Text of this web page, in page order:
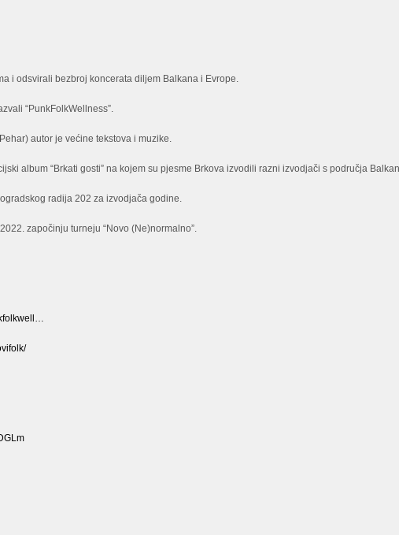
i odsvirali bezbroj koncerata diljem Balkana i Evrope.
“PunkFolkWellness”.
autor je većine tekstova i muzike.
album “Brkati gosti” na kojem su pjesme Brkova izvodili razni izvodjači s područja
radija 202 za izvodjača godine.
započinju turneju “Novo (Ne)normalno”.